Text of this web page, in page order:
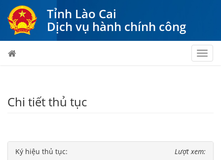
Tỉnh Lào Cai
Dịch vụ hành chính công
Chi tiết thủ tục
Ký hiệu thủ tục: Lượt xem: